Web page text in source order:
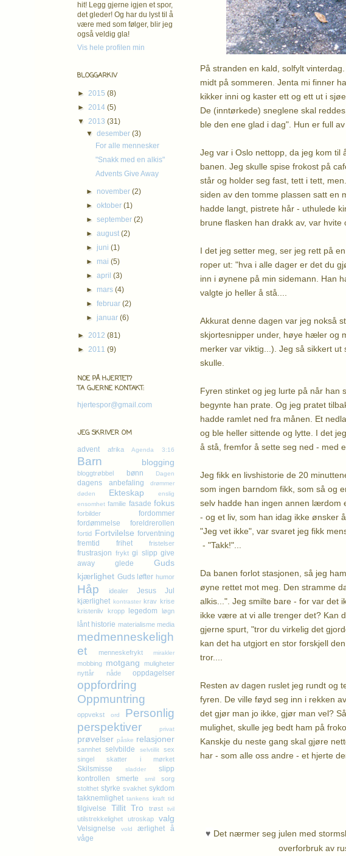
På stranden en kald, solfylt
midt på sommeren. Jenta mi finner
kikker inni og kaster ett og ett ut i
De (inntørkede) sneglene skal
ble den ene glad i dag". Hun er full
Jeg var i Oslo nettopp, da jeg kom til
banen. Jeg skulle spise frokost på
står og holder seg fast, tett i tett,
siden av den tomme plassen satt en
hadde langt, pistrete hår - uthulede
brune flasken han drakk av, var
I det jeg setter meg, ser jeg rett på
roper ut: "hva i alle dager er det du
inn i øynene på min sidemann. Han
valgte jo heller å stå....
Akkurat denne dagen var jeg nokså
skjortesnipper under, høye hæler og
merker var viktig...). Jeg så sikkert
skulle.
Fyren stinket og jeg lurte på når han
begynte han prate. Og jeg pratet
hadde ramlet ned fra månen. Et
og ble heller sittende og lytte. I det
å stå, fremfor å sette seg ned - med
Jeg fikk en livshistorie de 20
som ingen barndom fikk, som så og
selv hadde han ingen annen lærdom
- og et liv, som han idag ikke ønsker
"Jeg vet ikke", var svaret jeg fikk
- "Takk!"...
Da banen forlot stasjonen, så jeg
øyne rettet mot meg. Den stramme
alkis...". Jeg smilte bare - for var det
ikke være at vi alle trenger det? Kan
gjerne spurt, "tror du virkelig det
kan det ha utgjort en stor forskjell
tror....
Resten av dagen ruslet jeg rundt og
fyren. De ville føyd seg inn i rekken
det gjør man jo ikke, gjør man vel?
mulighet, skulle jeg bedt ham på
Kanskje du neste gang skal gjøre
har - som alle oss andre - et hjerte
♥ Det nærmer seg julen med
overforbruk av
hit! Legg gjerne igjen et spor,
det gleder! Og har du lyst til å
være med som følger, blir jeg
også veldig gla!
Vis hele profilen min
BLOGGARKIV
► 2015 (8)
► 2014 (5)
▼ 2013 (31)
▼desember(3)
For alle mennesker
"Snakk med en alkis"
Advents Give Away
► november(2)
►oktober(1)
►september(2)
►august(2)
► juni(1)
► mai(5)
►april(3)
► mars(4)
►februar(2)
► januar(6)
► 2012 (81)
► 2011 (9)
NOE PÅ HJERTET?
TA GJERNE KONTAKT:
hjertespor@gmail.com
JEG SKRIVER OM
advent afrika Agenda 3:16
Barn blogging
bloggtrøbbel bønn Dagen
dagens anbefaling
drømmer
døden
Ekteskap
enslig
ensomhet familie fasade fokus
forbilder
fordommer
fordømmelse
foreldrerollen
fortid Fortvilelse forventning
fremtid
frihet fristelser
frustrasjon frykt gi slipp give
away
glede
Guds
kjærlighet Guds løfter humor
Håp idealer Jesus
Jul
kjærlighet kontraster krav krise
kristenliv kropp legedom løgn
lånt historie materialisme media
medmenneskeligh
et
menneskefrykt mirakler
mobbing motgang
muligheter
nyttår
nåde oppdagelser
oppfordring
Oppmuntring
oppvekst ord
Personlig
perspektiver
privat
prøvelser påske relasjoner
sannhet selvbilde selvtillit
sex
singel
skatter i mørket
Skilsmisse sladder
slipp
kontrollen
smerte smil
sorg
stolthet styrke svakhet sykdom
takknemlighet tankens kraft tid
tilgivelse Tillit Tro trøst tvil
utilstrekkelighet utroskap valg
Velsignelse vold ærlighet
å
våge